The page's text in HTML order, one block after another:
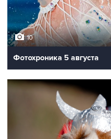
10
Фотохроника 5 августа